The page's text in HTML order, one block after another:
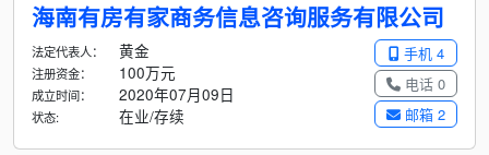
海南有房有家商务信息咨询服务有限公司
手机 4
电话 0
邮箱 2
法定代表人： 黄金
注册资金： 100万元
成立时间： 2020年07月09日
状态: 在业/存续